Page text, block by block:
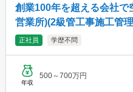
創業100年を超える会社で
営業所)(2級管工事施工管
正社員 学歴不問
年収
500～700万円